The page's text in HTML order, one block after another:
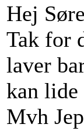
Hej
Tak for
laver
kan
Mvh